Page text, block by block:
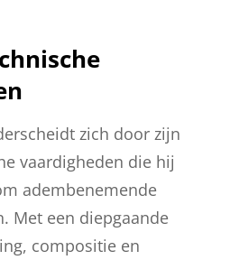
zich door zijn
vaardigheden die hij
adembenemende
Met een diepgaande
compositie en